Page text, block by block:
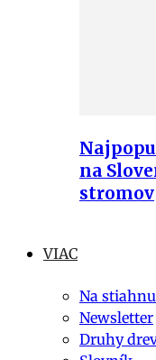
na
stromov
VIAC
Na
Newsletter
Druhy